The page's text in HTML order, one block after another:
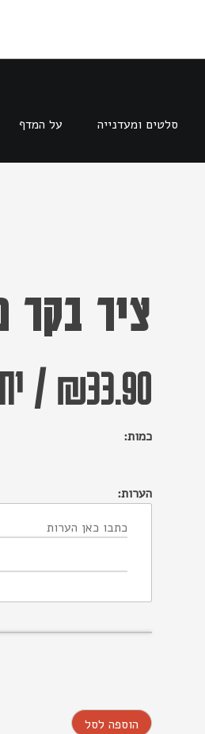
סלטים ומעדנייה על המדף
ציר בקר
₪33.90
/
כמות:
הערות:
הוספה לסל